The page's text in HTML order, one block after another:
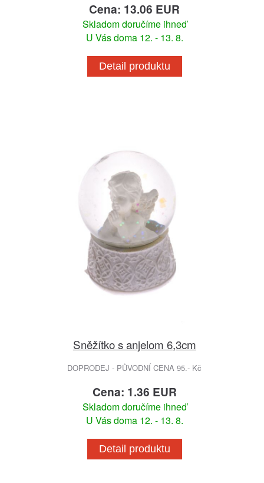
Cena: 13.06 EUR
Skladom doručíme ihneď
U Vás doma 12. - 13. 8.
Detail produktu
Sněžítko s anjelom 6,3cm
DOPRODEJ - PŮVODNÍ CENA 95.- Kč
Cena: 1.36 EUR
Skladom doručíme ihneď
U Vás doma 12. - 13. 8.
Detail produktu